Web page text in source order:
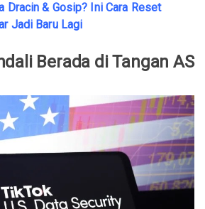
Dracin & Gosip? Ini Cara Reset
Jadi Baru Lagi
Berada di Tangan AS